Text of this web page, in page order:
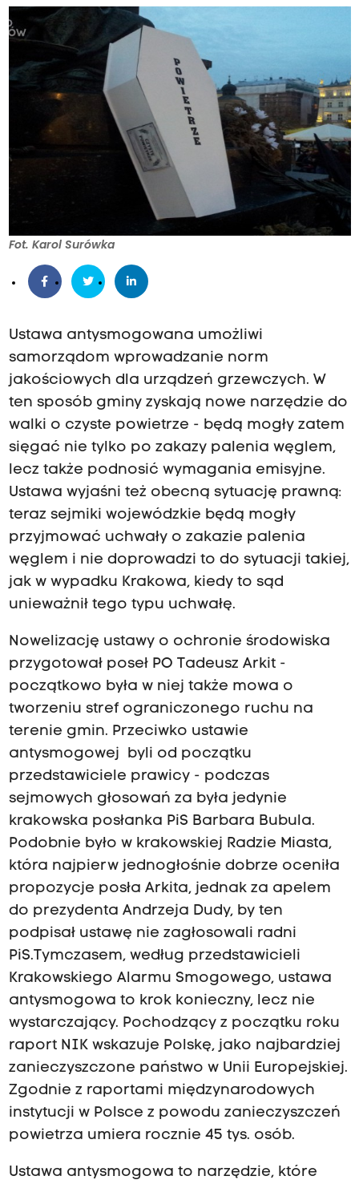
Fot. Karol Surówka
Ustawa antysmogowana umożliwi
samorządom wprowadzanie norm
jakościowych dla urządzeń grzewczych. W
ten sposób gminy zyskają nowe narzędzie do
walki o czyste powietrze - będą mogły zatem
sięgać nie tylko po zakazy palenia węglem,
lecz także podnosić wymagania emisyjne.
Ustawa wyjaśni też obecną sytuację prawną:
teraz sejmiki wojewódzkie będą mogły
przyjmować uchwały o zakazie palenia
węglem i nie doprowadzi to do sytuacji takiej,
jak w wypadku Krakowa, kiedy to sąd
unieważnił tego typu uchwałę.
Nowelizację ustawy o ochronie środowiska
przygotował poseł PO Tadeusz Arkit -
początkowo była w niej także mowa o
tworzeniu stref ograniczonego ruchu na
terenie gmin. Przeciwko ustawie
antysmogowej byli od początku
przedstawiciele prawicy - podczas
sejmowych głosowań za była jedynie
krakowska posłanka PiS Barbara Bubula.
Podobnie było w krakowskiej Radzie Miasta,
która najpierw jednogłośnie dobrze oceniła
propozycje posła Arkita, jednak za apelem
do prezydenta Andrzeja Dudy, by ten
podpisał ustawę nie zagłosowali radni
PiS.Tymczasem, według przedstawicieli
Krakowskiego Alarmu Smogowego, ustawa
antysmogowa to krok konieczny, lecz nie
wystarczający. Pochodzący z początku roku
raport NIK wskazuje Polskę, jako najbardziej
zanieczyszczone państwo w Unii Europejskiej.
Zgodnie z raportami międzynarodowych
instytucji w Polsce z powodu zanieczyszczeń
powietrza umiera rocznie 45 tys. osób.
Ustawa antysmogowa to narzędzie, które